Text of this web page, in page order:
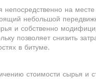
на месте
небольшой
и собственно
позволяет снизить
в битуме.
стоимости сырья и